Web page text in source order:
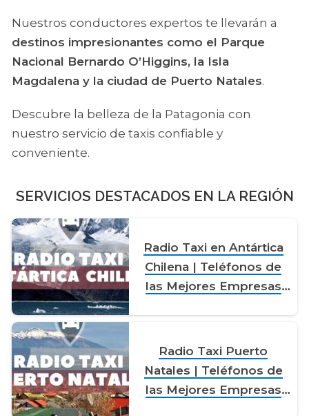
Nuestros conductores expertos te llevarán a
destinos impresionantes como el Parque
Nacional Bernardo O’Higgins, la Isla
Magdalena y la ciudad de Puerto Natales.
Descubre la belleza de la Patagonia con
nuestro servicio de taxis confiable y
conveniente.
SERVICIOS DESTACADOS EN LA REGIÓN
Radio Taxi en Antártica
Chilena | Teléfonos de
las Mejores Empresas
Radio Taxi Puerto
Natales | Teléfonos de
las Mejores Empresas